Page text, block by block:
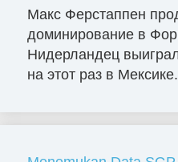
Макс Ферстаппен
доминирование в
Нидерландец
на этот раз в